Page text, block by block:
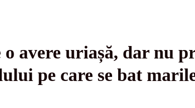
o avere uriașă, dar nu
pe care se bat